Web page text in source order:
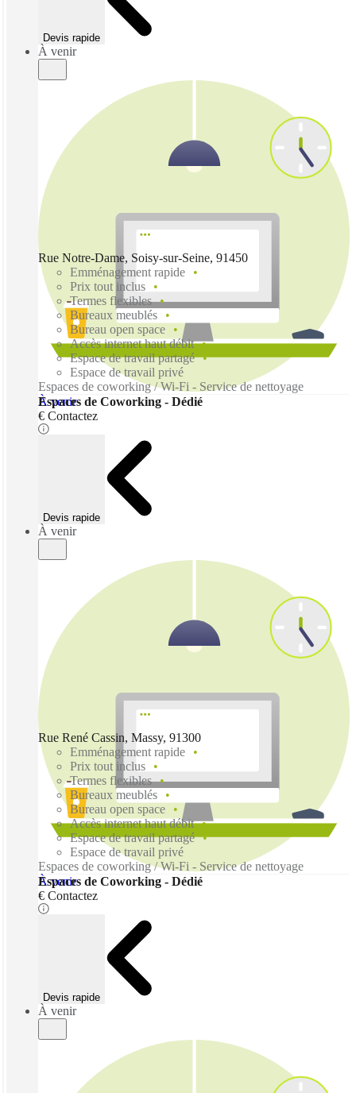
Devis rapide
À venir
À venir
Rue Notre-Dame, Soisy-sur-Seine, 91450
Emménagement rapide
Prix tout inclus
Termes flexibles
Bureaux meublés
Bureau open space
Accès internet haut débit
Espace de travail partagé
Espace de travail privé
Espaces de coworking / Wi-Fi - Service de nettoyage
Espaces de Coworking - Dédié
€ Contactez
Devis rapide
À venir
À venir
Rue René Cassin, Massy, 91300
Emménagement rapide
Prix tout inclus
Termes flexibles
Bureaux meublés
Bureau open space
Accès internet haut débit
Espace de travail partagé
Espace de travail privé
Espaces de coworking / Wi-Fi - Service de nettoyage
Espaces de Coworking - Dédié
€ Contactez
Devis rapide
À venir